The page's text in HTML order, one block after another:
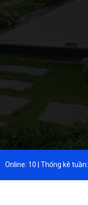
Online: 10 | Thống kê tuần: